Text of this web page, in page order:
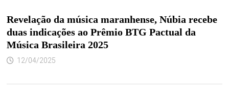
Revelação da música maranhense, Núbia recebe
duas indicações ao Prêmio BTG Pactual da
Música Brasileira 2025
12/04/2025